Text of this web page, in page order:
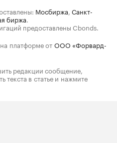
Мосбиржа, Санкт-
биржа.
предоставлены Cbonds.
платформе отООО «Форвард-
редакции сообщение,
текста в статье и нажмите